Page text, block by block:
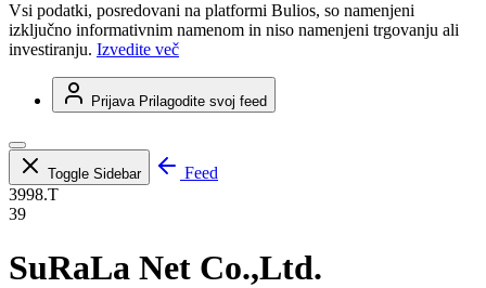
Vsi podatki, posredovani na platformi Bulios, so namenjeni
izključno informativnim namenom in niso namenjeni trgovanju ali
investiranju. Izvedite več
Prijava Prilagodite svoj feed
Toggle Sidebar
Feed
3998.T
39
SuRaLa Net Co.,Ltd.